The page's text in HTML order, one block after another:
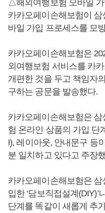
△해외여행보험 모바일
카카오페이손해보험이
바일 가입 프로세스를 모
카카오페이손해보험은
외여행보험 서비스를 카
개편한 것을 두고 책임자
구하는 공문을 발송했다.
카카오페이손해보험은
험 온라인 상품의 가입 단
I), 레이아웃, 안내문구 등
분 일치하고 있다고 주장
카카오페이손해보험은
입한 ‘담보직접설계(DIY)’
단계를 똑같이 새롭게 추